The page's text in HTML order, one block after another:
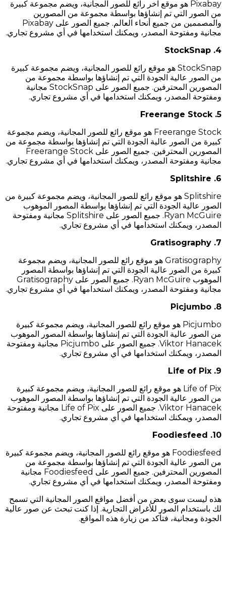
Pixabay هو موقع آخر رائع للصور المجانية، ويضم مجموعة كبيرة
من الصور التي تم إنشاؤها بواسطة مجموعة من المصورين
والمصممين من جميع أنحاء العالم. جميع الصور على Pixabay
مجانية ومفتوحة المصدر، ويمكنك استخدامها في أي مشروع تجاري.
4. StockSnap
StockSnap هو موقع رائع للصور المجانية، ويضم مجموعة كبيرة
من الصور عالية الجودة التي تم إنشاؤها بواسطة مجموعة من
المصورين المحترفين. جميع الصور على StockSnap مجانية
ومفتوحة المصدر، ويمكنك استخدامها في أي مشروع تجاري.
5. Freerange Stock
Freerange Stock هو موقع رائع للصور المجانية، ويضم مجموعة
كبيرة من الصور عالية الجودة التي تم إنشاؤها بواسطة مجموعة من
المصورين المحترفين. جميع الصور على Freerange Stock
مجانية ومفتوحة المصدر، ويمكنك استخدامها في أي مشروع تجاري.
6. Splitshire
Splitshire هو موقع رائع للصور المجانية، ويضم مجموعة كبيرة من
الصور عالية الجودة التي تم إنشاؤها بواسطة المصور الموهوب
Ryan McGuire. جميع الصور على Splitshire مجانية ومفتوحة
المصدر، ويمكنك استخدامها في أي مشروع تجاري.
7. Gratisography
Gratisography هو موقع رائع للصور المجانية، ويضم مجموعة
كبيرة من الصور عالية الجودة التي تم إنشاؤها بواسطة المصور
الموهوب Ryan McGuire. جميع الصور على Gratisography
مجانية ومفتوحة المصدر، ويمكنك استخدامها في أي مشروع تجاري.
8. Picjumbo
Picjumbo هو موقع رائع للصور المجانية، ويضم مجموعة كبيرة
من الصور عالية الجودة التي تم إنشاؤها بواسطة المصور الموهوب
Viktor Hanacek. جميع الصور على Picjumbo مجانية ومفتوحة
المصدر، ويمكنك استخدامها في أي مشروع تجاري.
9. Life of Pix
Life of Pix هو موقع رائع للصور المجانية، ويضم مجموعة كبيرة
من الصور عالية الجودة التي تم إنشاؤها بواسطة المصور الموهوب
Viktor Hanacek. جميع الصور على Life of Pix مجانية ومفتوحة
المصدر، ويمكنك استخدامها في أي مشروع تجاري.
10. Foodiesfeed
Foodiesfeed هو موقع رائع للصور المجانية، ويضم مجموعة كبيرة
من الصور عالية الجودة التي تم إنشاؤها بواسطة مجموعة من
المصورين المحترفين. جميع الصور على Foodiesfeed مجانية
ومفتوحة المصدر، ويمكنك استخدامها في أي مشروع تجاري.
هذه ليست سوى بعض من أفضل مواقع الصور المجانية التي تسمح
لك باستخدام الصور للأغراض التجارية. إذا كنت تبحث عن صور عالية
الجودة ومجانية، فتأكد من زيارة هذه المواقع.